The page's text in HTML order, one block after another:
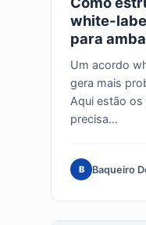
white-
para
Um acordo
gera mais
Aqui estão
precisa...
B Baqueiro